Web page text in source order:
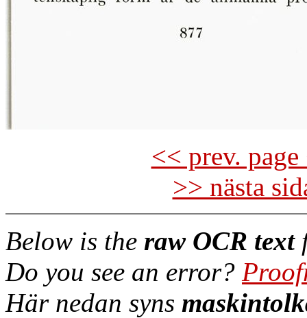
<< prev.
>> nästa
Below is the raw OCR text
Do you see an error?
Här nedan syns